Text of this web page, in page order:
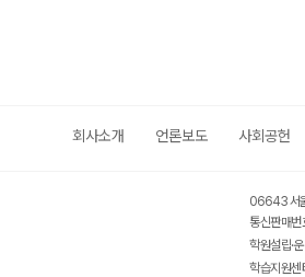
회사소개 언론보도 사회공헌
06643 서
통신판매
학원설립·
학습지원